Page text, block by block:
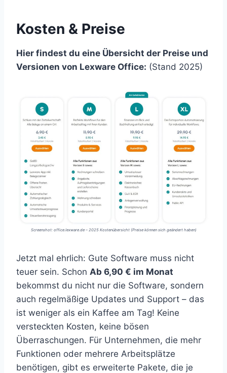
Kosten & Preise
Hier findest du eine Übersicht der Preise und
Versionen von Lexware Office: (Stand 2025)
Screenshot: office.lexware.de – 2025 Kostenübersicht (Preise können sich geändert haben)
Jetzt mal ehrlich: Gute Software muss nicht
teuer sein. Schon Ab 6,90 € im Monat
bekommst du nicht nur die Software, sondern
auch regelmäßige Updates und Support – das
ist weniger als ein Kaffee am Tag! Keine
versteckten Kosten, keine bösen
Überraschungen. Für Unternehmen, die mehr
Funktionen oder mehrere Arbeitsplätze
benötigen, gibt es erweiterte Pakete, die je